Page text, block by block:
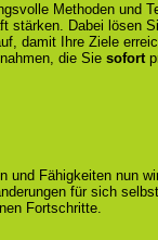
Methoden und
stärken. Dabei lösen
damit Ihre Ziele
die Sie sofort
und Fähigkeiten nun
für sich
Fortschritte.